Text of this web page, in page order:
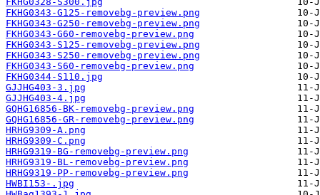
FKHG0343-G125-removebg-preview.png
FKHG0343-G250-removebg-preview.png
FKHG0343-G60-removebg-preview.png
FKHG0343-S125-removebg-preview.png
FKHG0343-S250-removebg-preview.png
FKHG0343-S60-removebg-preview.png
FKHG0344-S110.jpg
GJJHG403-3.jpg
GJJHG403-4.jpg
GQHG16856-BK-removebg-preview.png
GQHG16856-GR-removebg-preview.png
HRHG9309-A.png
HRHG9309-C.png
HRHG9319-BG-removebg-preview.png
HRHG9319-BL-removebg-preview.png
HRHG9319-PP-removebg-preview.png
HWBI153-.jpg